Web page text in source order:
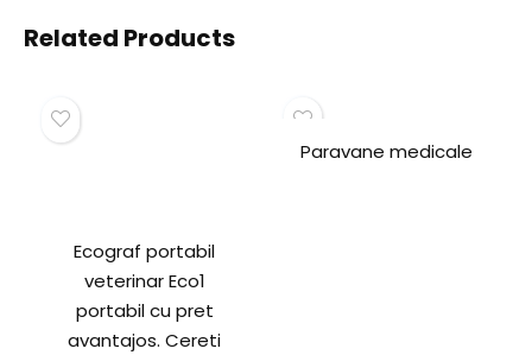
Related Products
Ecograf portabil
veterinar Eco1
portabil cu pret
avantajos. Cereti
Paravane medicale